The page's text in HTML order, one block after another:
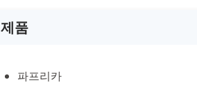
제품
파프리카